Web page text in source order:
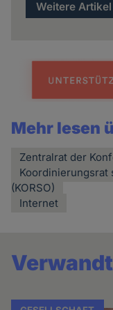
Weitere
Mehr lesen
Zentralrat der
Koordinierungsrat
(KORSO)
Internet